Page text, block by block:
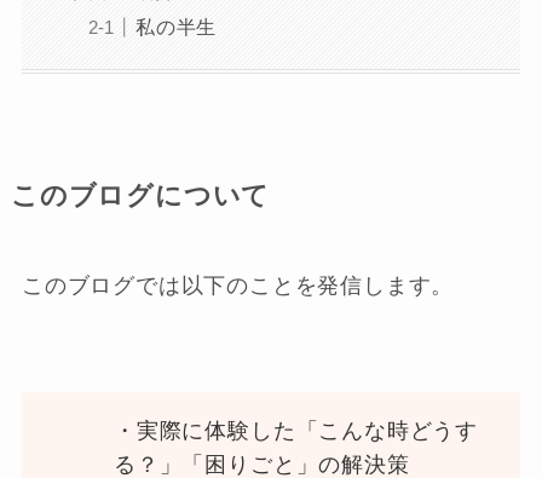
私の半生
このブログについて
このブログでは以下のことを発信します。
・実際に体験した「こんな時どうす
る？」「困りごと」の解決策